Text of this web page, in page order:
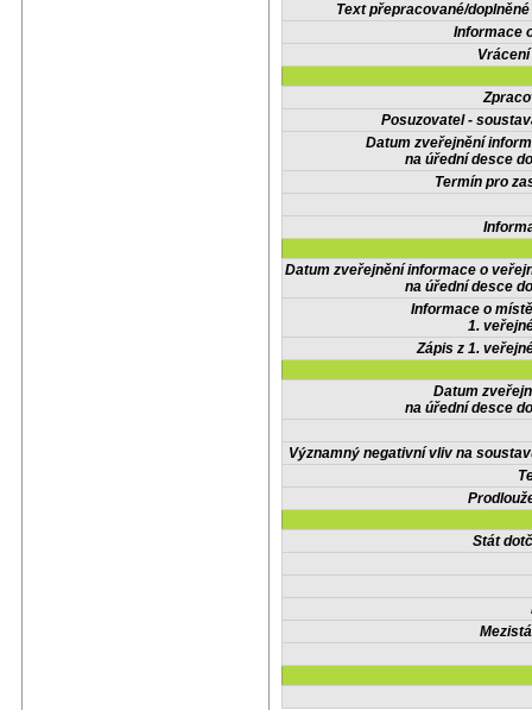
Text přepracované/
Informace
Posuzovatel -
Datum zveřejnění
na úřední desce
Termín pro
Datum zveřejnění informace o
na úřední desce
Informace o
1.
Zápis z 1.
Datum
na úřední desce
Významný negativní vliv na
Stát